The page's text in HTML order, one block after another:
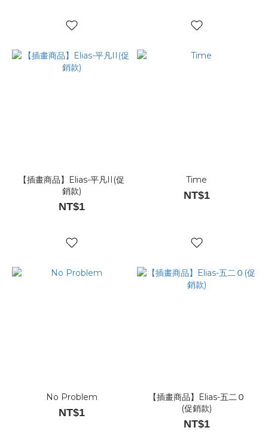
【插畫商品】Elias-平凡II(促
銷款)
NT$1
Time
NT$1
No Problem
NT$1
【插畫商品】Elias-五二Ｏ
(促銷款)
NT$1